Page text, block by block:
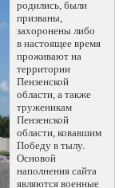
родились, были
призваны,
захоронены либо
в настоящее время
проживают на
территории
Пензенской
области, а также
труженикам
Пензенской
области, ковавшим
Победу в тылу.
Основой
наполнения сайта
являются военные